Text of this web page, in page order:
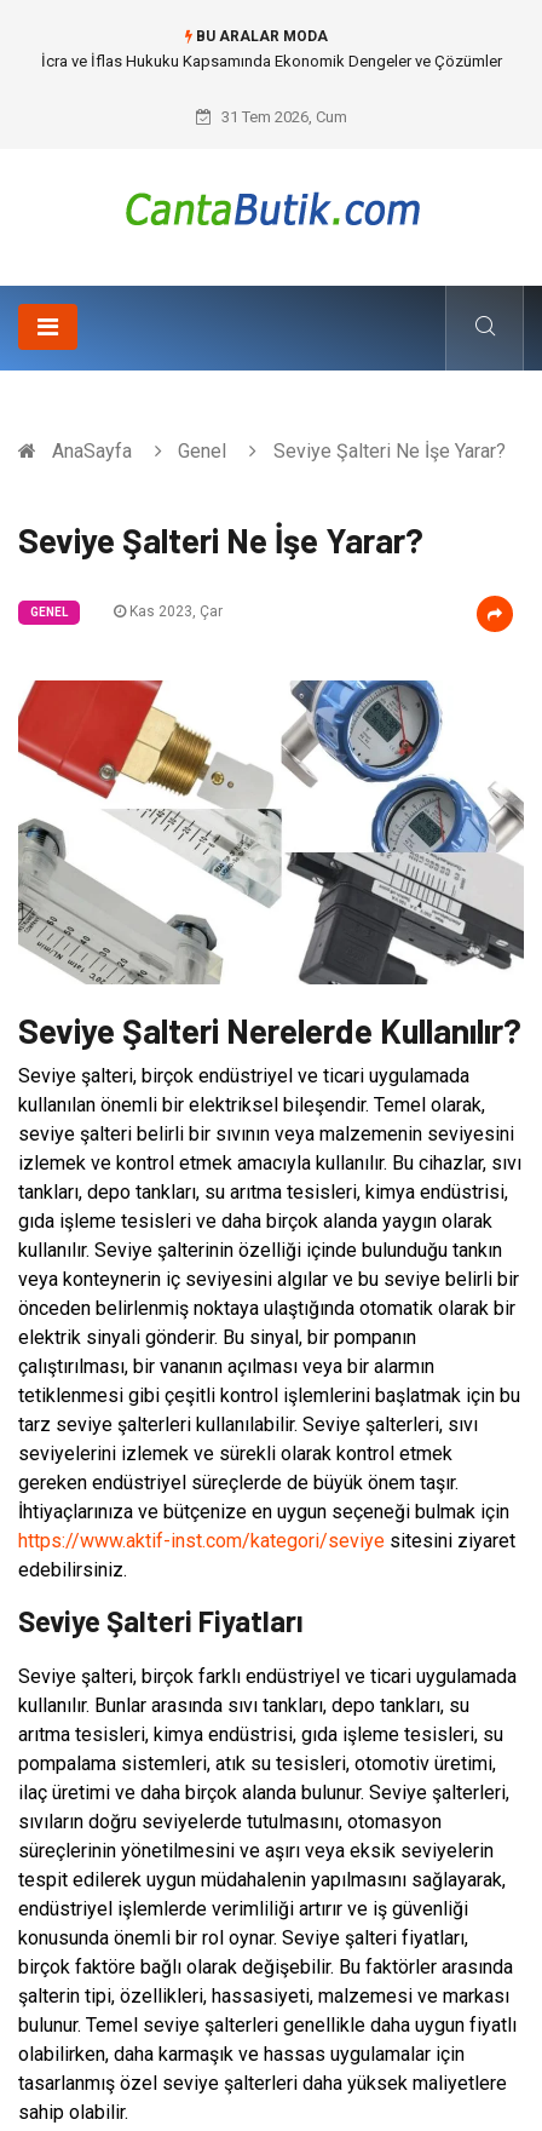
BU ARALAR MODA
Cybersecurity Solutions (Siber Güvenlik Çözümleri) ve Dijital Altyapıda
31 Tem 2026, Cum
AnaSayfa Genel Seviye Şalteri Ne İşe Yarar?
Seviye Şalteri Ne İşe Yarar?
GENEL Kas 2023, Çar
Seviye Şalteri Nerelerde Kullanılır?
Seviye şalteri, birçok endüstriyel ve ticari uygulamada
kullanılan önemli bir elektriksel bileşendir. Temel olarak,
seviye şalteri belirli bir sıvının veya malzemenin seviyesini
izlemek ve kontrol etmek amacıyla kullanılır. Bu cihazlar, sıvı
tankları, depo tankları, su arıtma tesisleri, kimya endüstrisi,
gıda işleme tesisleri ve daha birçok alanda yaygın olarak
kullanılır. Seviye şalterinin özelliği içinde bulunduğu tankın
veya konteynerin iç seviyesini algılar ve bu seviye belirli bir
önceden belirlenmiş noktaya ulaştığında otomatik olarak bir
elektrik sinyali gönderir. Bu sinyal, bir pompanın
çalıştırılması, bir vananın açılması veya bir alarmın
tetiklenmesi gibi çeşitli kontrol işlemlerini başlatmak için bu
tarz seviye şalterleri kullanılabilir. Seviye şalterleri, sıvı
seviyelerini izlemek ve sürekli olarak kontrol etmek
gereken endüstriyel süreçlerde de büyük önem taşır.
İhtiyaçlarınıza ve bütçenize en uygun seçeneği bulmak için
https://www.aktif-inst.com/kategori/seviye sitesini ziyaret
edebilirsiniz.
Seviye Şalteri Fiyatları
Seviye şalteri, birçok farklı endüstriyel ve ticari uygulamada
kullanılır. Bunlar arasında sıvı tankları, depo tankları, su
arıtma tesisleri, kimya endüstrisi, gıda işleme tesisleri, su
pompalama sistemleri, atık su tesisleri, otomotiv üretimi,
ilaç üretimi ve daha birçok alanda bulunur. Seviye şalterleri,
sıvıların doğru seviyelerde tutulmasını, otomasyon
süreçlerinin yönetilmesini ve aşırı veya eksik seviyelerin
tespit edilerek uygun müdahalenin yapılmasını sağlayarak,
endüstriyel işlemlerde verimliliği artırır ve iş güvenliği
konusunda önemli bir rol oynar. Seviye şalteri fiyatları,
birçok faktöre bağlı olarak değişebilir. Bu faktörler arasında
şalterin tipi, özellikleri, hassasiyeti, malzemesi ve markası
bulunur. Temel seviye şalterleri genellikle daha uygun fiyatlı
olabilirken, daha karmaşık ve hassas uygulamalar için
tasarlanmış özel seviye şalterleri daha yüksek maliyetlere
sahip olabilir.